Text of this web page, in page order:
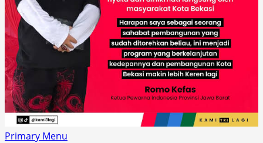
Primary Menu